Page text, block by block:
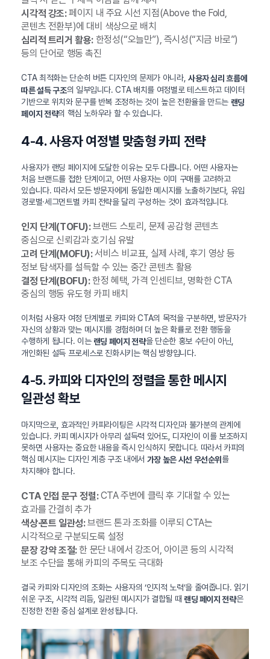
시각적 강조:페이지 내 주요 시선 지점(Above the Fold,
콘텐츠 전환부)에 대비 색상으로 배치
심리적 트리거 활용:한정성(“오늘만”), 즉시성(“지금 바로”)
등의 단어로 행동 촉진
CTA 최적화는 단순히 버튼 디자인의 문제가 아니라, 사용자 심리 흐름에
따른 설득 구조의 일부입니다. CTA 배치를 여정별로 테스트하고 데이터
기반으로 위치와 문구를 반복 조정하는 것이 높은 전환율을 만드는 랜딩
페이지 전략의 핵심 노하우라 할 수 있습니다.
4-4. 사용자 여정별 맞춤형 카피 전략
사용자가 랜딩 페이지에 도달한 이유는 모두 다릅니다. 어떤 사용자는
처음 브랜드를 접한 단계이고, 어떤 사용자는 이미 구매를 고려하고
있습니다. 따라서 모든 방문자에게 동일한 메시지를 노출하기보다, 유입
경로별·세그먼트별 카피 전략을 달리 구성하는 것이 효과적입니다.
인지 단계(TOFU):브랜드 스토리, 문제 공감형 콘텐츠
중심으로 신뢰감과 호기심 유발
고려 단계(MOFU):서비스 비교표, 실제 사례, 후기 영상 등
정보 탐색자를 설득할 수 있는 중간 콘텐츠 활용
결정 단계(BOFU):한정 혜택, 가격 인센티브, 명확한 CTA
중심의 행동 유도형 카피 배치
이처럼 사용자 여정 단계별로 카피와 CTA의 목적을 구분하면, 방문자가
자신의 상황과 맞는 메시지를 경험하며 더 높은 확률로 전환 행동을
수행하게 됩니다. 이는 랜딩 페이지 전략을 단순한 홍보 수단이 아닌,
개인화된 설득 프로세스로 진화시키는 핵심 방향입니다.
4-5. 카피와 디자인의 정렬을 통한 메시지
일관성 확보
마지막으로, 효과적인 카피라이팅은 시각적 디자인과 불가분의 관계에
있습니다. 카피 메시지가 아무리 설득력 있어도, 디자인이 이를 보조하지
못하면 사용자는 중요한 내용을 즉시 인식하지 못합니다. 따라서 카피의
핵심 메시지는 디자인 계층 구조 내에서 가장 높은 시선 우선순위 를
차지해야 합니다.
CTA 인접 문구 정렬:CTA 주변에 클릭 후 기대할 수 있는
효과를 간결히 추가
색상·폰트 일관성:브랜드 톤과 조화를 이루되 CTA는
시각적으로 구분되도록 설정
문장 강약 조절:한 문단 내에서 강조어, 아이콘 등의 시각적
보조 수단을 통해 카피의 주목도 극대화
결국 카피와 디자인의 조화는 사용자의 ‘인지적 노력’을 줄여줍니다. 읽기
쉬운 구조, 시각적 리듬, 일관된 메시지가 결합될 때 랜딩 페이지 전략은
진정한 전환 중심 설계로 완성됩니다.